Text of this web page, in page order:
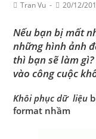
PostTran Vu
Post20/12/
Nếu bạn bị mất
những hình ảnh
thì bạn sẽ làm
vào công cuộc
Khôi phục dữ liệu
format nhầm